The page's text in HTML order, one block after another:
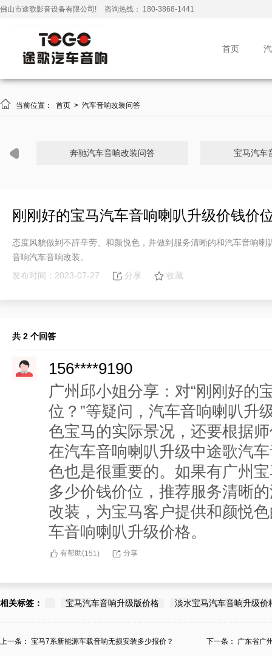
佛山市途歌影音设备有限公司! 咨询热线： 180-3868-1441
首页
 当前位置： 首页 > 汽车音响改装问答
奔驰汽车音响改装问答 宝马汽车
刚刚好的宝马汽车音响喇叭升级价钱价
态度风貌做到不辞辛劳、和颜悦色，并做到服务清晰的和汽车音响
音响汽车音响改装。
发布时间：2023-07-27
分享 收藏
共 2 个回答
156****9190
广州邱小姐分享：对“刚刚好的
位？”等疑问，汽车音响喇叭升
色宝马的实际景况，还要根据
在汽车音响喇叭升级中途歌汽
色也是很重要的。如果有广州
多少价钱价位，推荐服务清晰
改装，为宝马客户提供和颜悦
车音响喇叭升级价格。
有帮助(151 ) 分享
183****4685
广州邱小姐有“刚刚好的宝马
问，建议选途歌汽车音响宝马
务清晰的价钱价位，要看态度
相关标签： 宝马汽车音响升级版价格 淡水宝马汽车音响升级价
上一条： 宝马7系新能源车载音响无损安装多少报价？ 下一条： 广东省广